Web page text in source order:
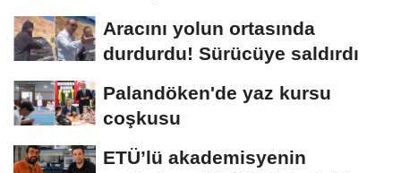
Aracını yolun ortasında
durdurdu! Sürücüye saldırdı
Palandöken'de yaz kursu
coşkusu
ETÜ’lü akademisyenin